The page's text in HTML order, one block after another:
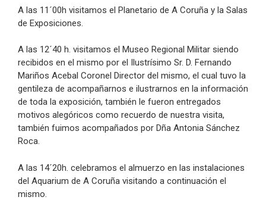
A las 11´00h visitamos el Planetario de A Coruña y la Salas
de Exposiciones.
A las 12´40 h. visitamos el Museo Regional Militar siendo
recibidos en el mismo por el Ilustrísimo Sr. D. Fernando
Mariños Acebal Coronel Director del mismo, el cual tuvo la
gentileza de acompañarnos e ilustrarnos en la información
de toda la exposición, también le fueron entregados
motivos alegóricos como recuerdo de nuestra visita,
también fuimos acompañados por Dña Antonia Sánchez
Roca.
A las 14´20h. celebramos el almuerzo en las instalaciones
del Aquarium de A Coruña visitando a continuación el
mismo.